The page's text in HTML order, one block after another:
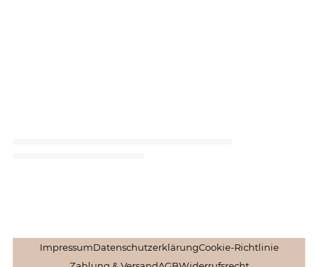
ImpressumDatenschutzerklärungCookie-Richtlinie